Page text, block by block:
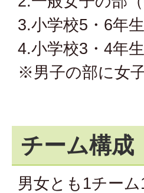
3.小学校5・6年
4.小学校3・4年
※男子の部に女
チーム構成
男女とも1チー